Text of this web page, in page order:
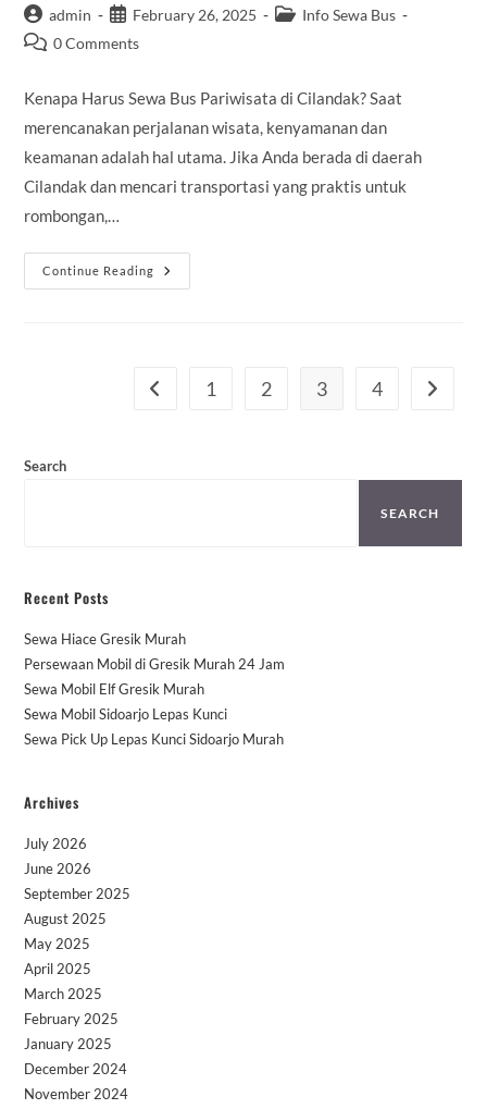
Post
author:
admin
Post
published:
February 26, 2025
PostInfo Sewa Bus
Post0 Comments
Kenapa Harus Sewa Bus Pariwisata di Cilandak? Saat
merencanakan perjalanan wisata, kenyamanan dan
keamanan adalah hal utama. Jika Anda berada di daerah
Cilandak dan mencari transportasi yang praktis untuk
rombongan,…
Continue Reading
Sewa
Bus
Go to the previous page
1 2 3 4 Go to
Search
SEARCH
Recent Posts
Sewa Hiace Gresik Murah
Persewaan Mobil di Gresik Murah 24 Jam
Sewa Mobil Elf Gresik Murah
Sewa Mobil Sidoarjo Lepas Kunci
Sewa Pick Up Lepas Kunci Sidoarjo Murah
Archives
July 2026
June 2026
September 2025
August 2025
May 2025
April 2025
March 2025
February 2025
January 2025
December 2024
November 2024